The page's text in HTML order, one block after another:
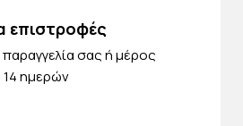
επιστροφές
σας ή μέρος
ημερών